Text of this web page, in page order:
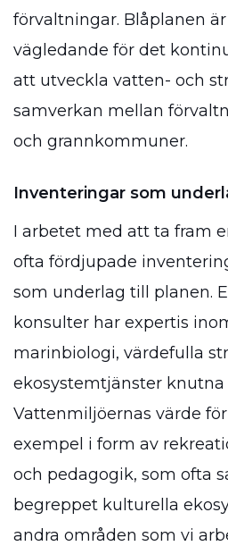
förvaltningar. Blåplanen
vägledande för det
att utveckla vatten- och
samverkan mellan
och grannkommuner.
Inventeringar som
I arbetet med att ta fram
ofta fördjupade
som underlag till planen.
konsulter har expertis
marinbiologi, värdefulla
ekosystemtjänster
Vattenmiljöernas värde för
exempel i form av
och pedagogik, som ofta
begreppet kulturella
andra områden som vi